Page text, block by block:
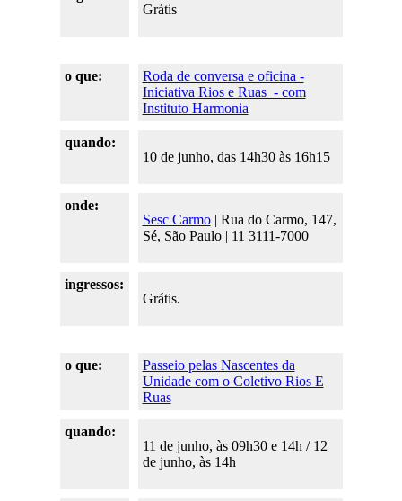
Grátis
o que:
Roda de conversa e oficina -
Iniciativa Rios e Ruas - com
Instituto Harmonia
quando:
10 de junho, das 14h30 às 16h15
onde:
Sesc Carmo| Rua do Carmo, 147,
Sé, São Paulo | 11 3111-7000
ingressos:
Grátis.
o que:
Passeio pelas Nascentes da
Unidade com o Coletivo Rios E
Ruas
quando:
11 de junho, às 09h30 e 14h / 12
de junho, às 14h